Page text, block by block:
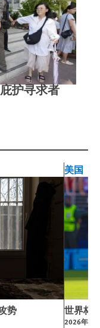
护寻求者
势
美国
世界杯
2026年 7